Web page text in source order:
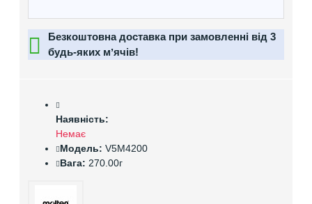
Безкоштовна доставка при замовленні від 3
будь-яких мʼячів!
Наявність:
Немає
Модель: V5M4200
Вага: 270.00г